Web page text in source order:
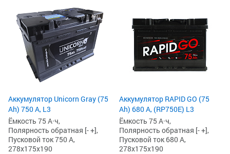
Аккумулятор Unicorn Gray (75
Ah) 750 А, L3
Ёмкость 75 А·ч,
Полярность обратная [- +],
Пусковой ток 750 А,
278x175x190
Аккумулятор RAPID GO (75
Ah) 680 А, (RP750E) L3
Ёмкость 75 А·ч,
Полярность обратная [- +],
Пусковой ток 680 А,
278x175x190